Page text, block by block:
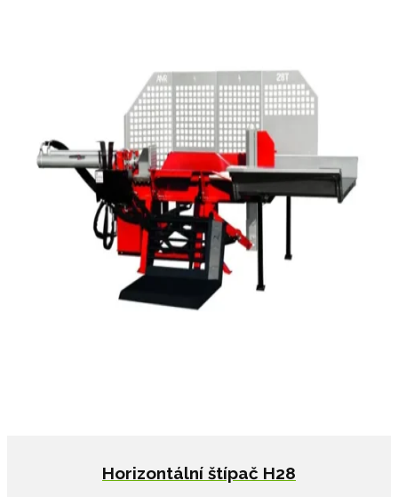
Horizontální štípač H28